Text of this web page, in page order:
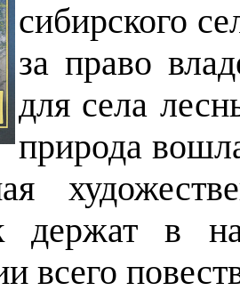
сибирского
за право
для села
природа
держат в
всего